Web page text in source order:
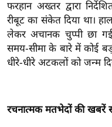
त
यं
ग
इं
सा
फरहान अख्तर द्वारा
रीबूट का संकेत दिया था।
लेकर अचानक चुप्पी छा
समय-सीमा के बारे में कोई
धीरे-धीरे अटकलों को जन्म
रचनात्मक मतभेदों की खबरें